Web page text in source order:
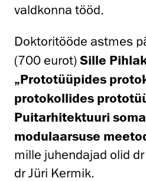
valdkonna tööd.
Doktoritööde astmes
(700 eurot) Sille
„Prototüüpides
protokollides
Puitarhitektuuri
modulaarsuse
mille juhendajad olid
dr Jüri Kermik.